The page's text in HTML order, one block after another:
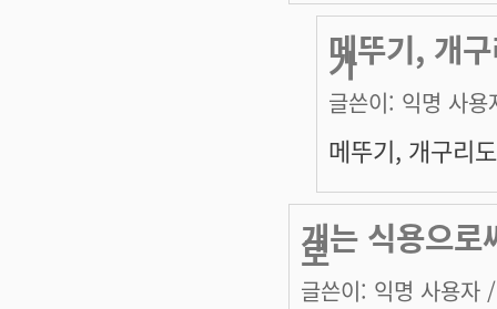
메뚜기, 개
가
글쓴이: 익명 사용
메뚜기, 개구리
개는 식용으
로
글쓴이: 익명 사용자